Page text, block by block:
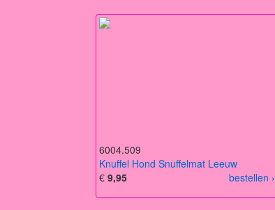
6004.509
Knuffel Hond Snuffelmat Leeuw
bestellen ›
€ 9,95